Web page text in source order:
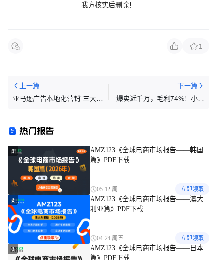
我方核实后删除！
1
上一篇
亚马逊广告本地化营销“三大法
下一篇
爆卖近千万，毛利74%！小众
热门报告
1
AMZ123《全球电商市场报告——韩国
篇》PDF下载
05-12 周二 立即领取
2
AMZ123《全球电商市场报告——澳大
利亚篇》PDF下载
04-24 周五 立即领取
3
AMZ123《全球电商市场报告——日本
篇》PDF下载